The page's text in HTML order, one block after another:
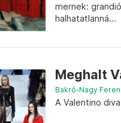
mernek:
halhatatlanná...
Meghalt
Bakró-Nagy
A Valentino